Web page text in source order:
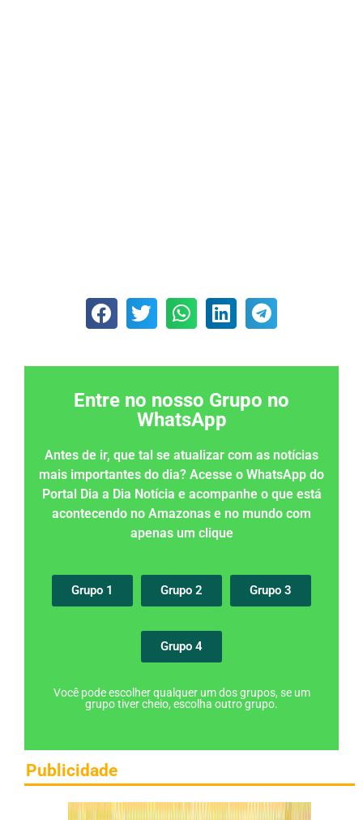
Entre no nosso Grupo no
WhatsApp
Antes de ir, que tal se atualizar com as notícias
mais importantes do dia? Acesse o WhatsApp do
Portal Dia a Dia Notícia e acompanhe o que está
acontecendo no Amazonas e no mundo com
apenas um clique
Grupo 1 Grupo 2 Grupo 3
Grupo 4
Você pode escolher qualquer um dos grupos, se um
grupo tiver cheio, escolha outro grupo.
Publicidade